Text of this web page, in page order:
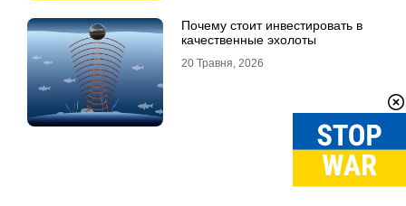
Почему стоит инвестировать в
качественные эхолоты
20 Травня, 2026